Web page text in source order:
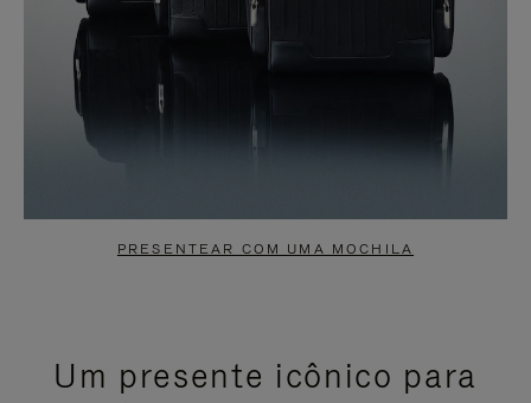
PRESENTEAR COM UMA MOCHILA
Um presente icônico para